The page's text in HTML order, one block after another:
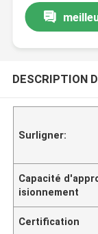
DESCRIPTION
Surligner:
Capacité
isionnement
Certification